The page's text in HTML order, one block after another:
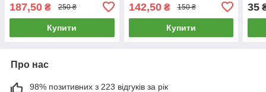
187,50 ₴ 250 ₴
Купити
142,50₴ 150 ₴
Купити
35
Про нас
98% позитивних з 223 відгуків за рік